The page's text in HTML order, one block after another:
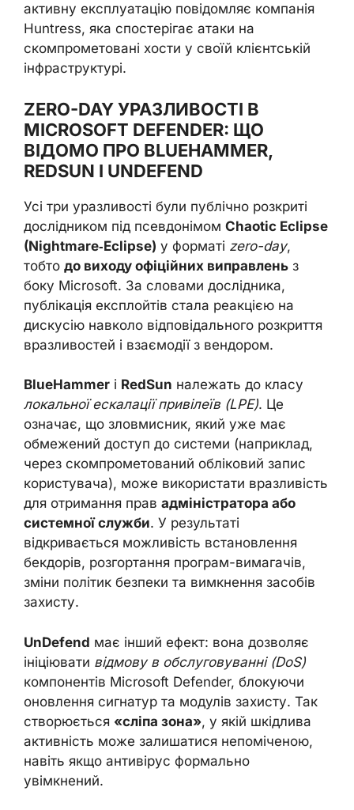
активну експлуатацію повідомляє компанія
Huntress, яка спостерігає атаки на
скомпрометовані хости у своїй клієнтській
інфраструктурі.
ZERO-DAY УРАЗЛИВОСТІ В
MICROSOFT DEFENDER: ЩО
ВІДОМО ПРО BLUEHAMMER,
REDSUN І UNDEFEND
Усі три уразливості були публічно розкриті
дослідником під псевдонімом Chaotic Eclipse
(Nightmare‑Eclipse) у форматі zero-day,
тобто до виходу офіційних виправлень з
боку Microsoft. За словами дослідника,
публікація експлойтів стала реакцією на
дискусію навколо відповідального розкриття
вразливостей і взаємодії з вендором.
BlueHammer і RedSun належать до класу
локальної ескалації привілеїв (LPE). Це
означає, що зловмисник, який уже має
обмежений доступ до системи (наприклад,
через скомпрометований обліковий запис
користувача), може використати вразливість
для отримання прав адміністратора або
системної служби. У результаті
відкривається можливість встановлення
бекдорів, розгортання програм-вимагачів,
зміни політик безпеки та вимкнення засобів
захисту.
UnDefend має інший ефект: вона дозволяє
ініціювати відмову в обслуговуванні (DoS)
компонентів Microsoft Defender, блокуючи
оновлення сигнатур та модулів захисту. Так
створюється «сліпа зона», у якій шкідлива
активність може залишатися непоміченою,
навіть якщо антивірус формально
увімкнений.